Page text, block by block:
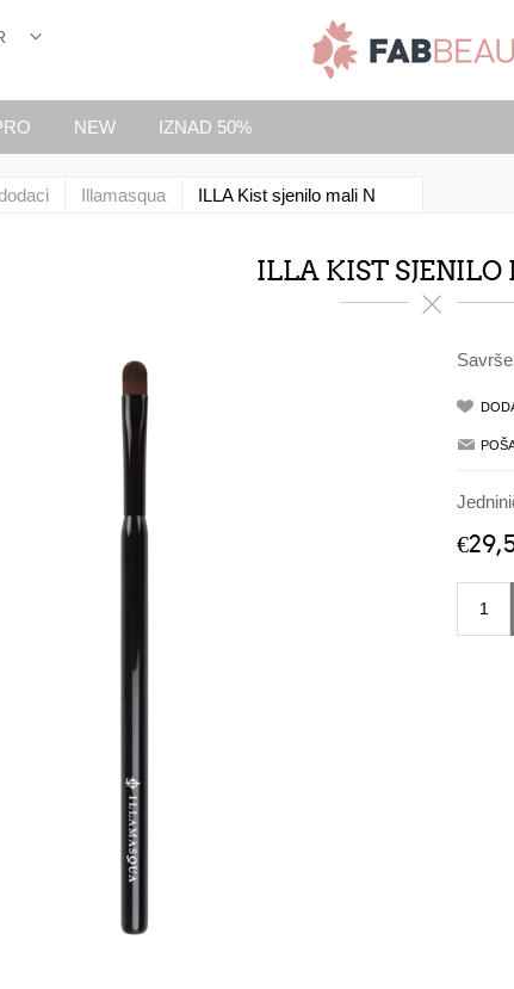
NEW IZNAD 50%
Illamasqua ILLA Kist sjenilo mali N
ILLA KIST